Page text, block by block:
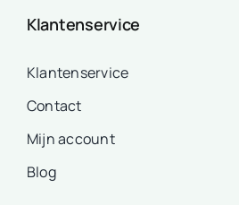
Klantenservice
Klantenservice
Contact
Mijn account
Blog